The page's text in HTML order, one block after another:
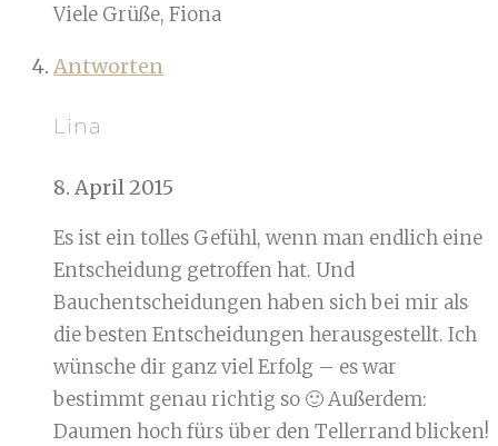
Viele Grüße, Fiona
Antworten
Lina
8. April 2015
Es ist ein tolles Gefühl, wenn man endlich eine
Entscheidung getroffen hat. Und
Bauchentscheidungen haben sich bei mir als
die besten Entscheidungen herausgestellt. Ich
wünsche dir ganz viel Erfolg – es war
bestimmt genau richtig so 🙂 Außerdem:
Daumen hoch fürs über den Tellerrand blicken!